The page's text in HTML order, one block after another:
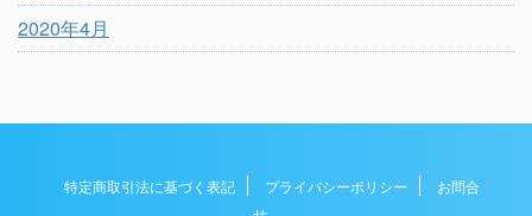
2020年4月
特定商取引法に基づく表記 プライバシーポリシー
お問合